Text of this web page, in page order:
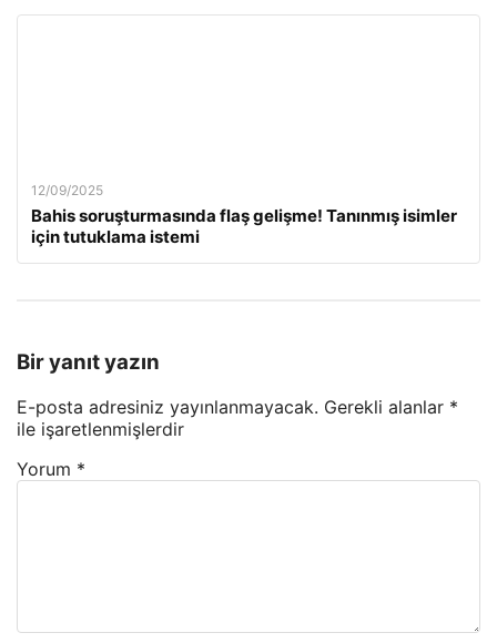
12/09/2025
Bahis soruşturmasında flaş gelişme! Tanınmış isimler
için tutuklama istemi
Bir yanıt yazın
E-posta adresiniz yayınlanmayacak. Gerekli alanlar *
ile işaretlenmişlerdir
Yorum *